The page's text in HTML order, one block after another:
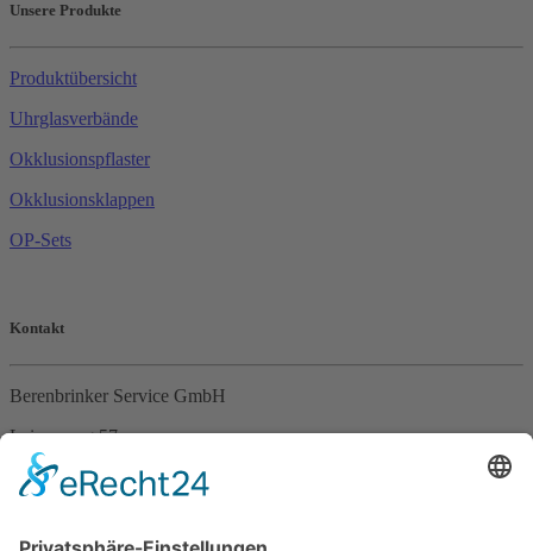
Unsere Produkte
Produktübersicht
Uhrglasverbände
Okklusionspflaster
Okklusionsklappen
OP-Sets
Kontakt
Berenbrinker Service GmbH
Leinenweg 57
33415 Verl